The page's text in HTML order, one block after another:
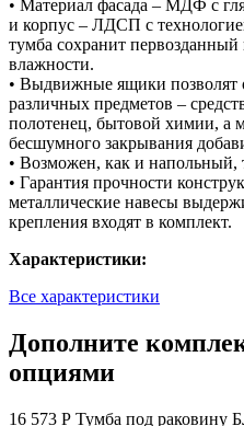
• Материал фасада – МДФ с
и корпус – ЛДСП с
тумба сохранит
влажности.
• Выдвижные ящики позволят
различных предметов –
полотенец, бытовой химии, а
бесшумного закрывания
• Возможен, как и напольный,
• Гарантия прочности
металлические навесы
крепления входят в комплект.
Характеристики:
Все характеристики
Дополните
опциями
16 573 Р Тумба под раковину